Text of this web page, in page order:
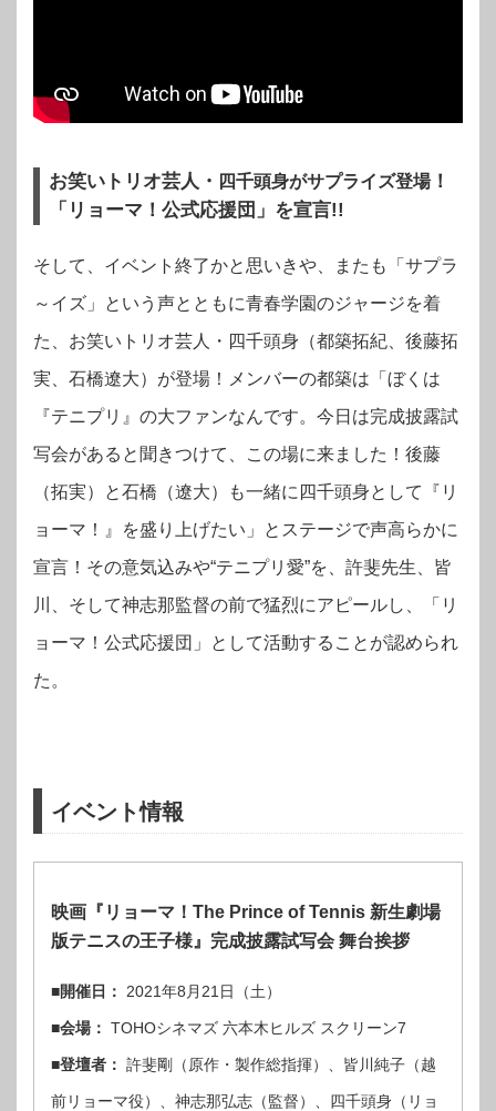
お笑いトリオ芸人・ 四千頭身がサプライズ登場！
「リョーマ！公式応援団」を宣言!!
そして、イベント終了かと思いきや、またも「サプラ
～イズ」という声とともに青春学園のジャージを着
た、お笑いトリオ芸人・四千頭身（都築拓紀、後藤拓
実、石橋遼大）が登場！メンバーの都築は「ぼくは
『テニプリ』の大ファンなんです。今日は完成披露試
写会があると聞きつけて、この場に来ました！後藤
（拓実）と石橋（遼大）も一緒に四千頭身として『リ
ョーマ！』を盛り上げたい」とステージで声高らかに
宣言！その意気込みや“テニプリ愛”を、許斐先生、皆
川、そして神志那監督の前で猛烈にアピールし、「リ
ョーマ！公式応援団」として活動することが認められ
た。
イベント情報
映画『リョーマ！The Prince of Tennis 新生劇場
版テニスの王子様』完成披露試写会 舞台挨拶
■開催日： 2021年8月21 日（土）
■会場： TOHOシネマズ 六本木ヒルズ スクリーン7
■登壇者： 許斐剛（原作・製作総指揮）、皆川純子（越
前リョーマ役）、神志那弘志（監督）、四千頭身（リョ